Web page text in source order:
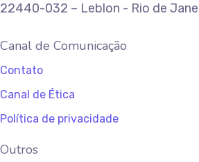
22440-032 – Leblon - Rio de
Canal de Comunicação
Contato
Canal de Ética
Política de privacidade
Outros